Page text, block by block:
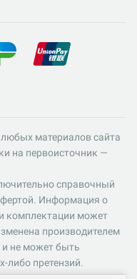
материалов сайта
на первоисточник —
справочный
Информация о
комплектации может
производителем
и не может быть
либо претензий.